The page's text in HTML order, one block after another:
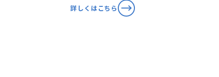
詳しくはこちら